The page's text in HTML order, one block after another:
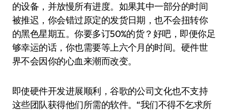
的设备，并放慢所有进度。如果其中一部分的时间
被推迟，你会错过原定的发货日期，也不会扭转你
的黑色星期五。你要多订50%的货？好吧，即便你足
够幸运的话，你也需要等上六个月的时间。硬件世
界不会因你的心血来潮而改变。
即使硬件开发进展顺利，谷歌的公司文化也不支持
这些团队获得他们所需的软件。“我们不得不乞求所